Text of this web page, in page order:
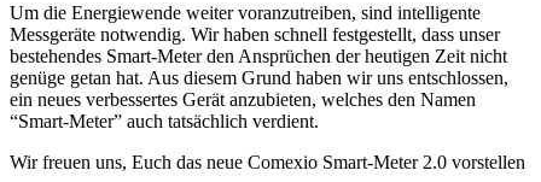
Um die Energiewende weiter voranzutreiben, sind intelligente
Messgeräte notwendig. Wir haben schnell festgestellt, dass unser
bestehendes Smart-Meter den Ansprüchen der heutigen Zeit nicht
genüge getan hat. Aus diesem Grund haben wir uns entschlossen,
ein neues verbessertes Gerät anzubieten, welches den Namen
“Smart-Meter” auch tatsächlich verdient.
Wir freuen uns, Euch das neue Comexio Smart-Meter 2.0 vorstellen